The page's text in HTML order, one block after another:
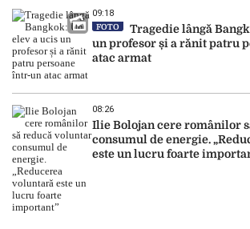
09:18
FOTO
Tragedie lângă
un profesor și a rănit patru
atac armat
08:26
Ilie Bolojan cere românilor
consumul de energie.
este un lucru foarte